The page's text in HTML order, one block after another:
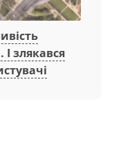
злякався